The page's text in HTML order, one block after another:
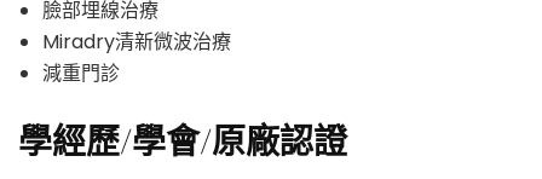
臉部埋線治療
Miradry清新微波治療
減重門診
學經歷/學會/原廠認證